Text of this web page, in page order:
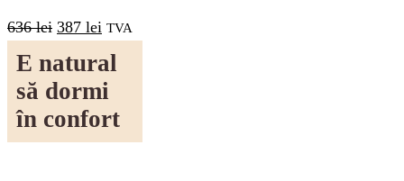
636lei Prețul
inițial
a
fost:
636 lei.
387 lei Prețul
curent
este:
387 lei.
TVA
Citește mai mult
E natural
să dormi
în confort